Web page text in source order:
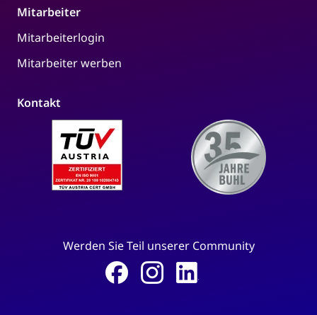
Mitarbeiter
Mitarbeiterlogin
Mitarbeiter werben
Kontakt
Werden Sie Teil unserer Community